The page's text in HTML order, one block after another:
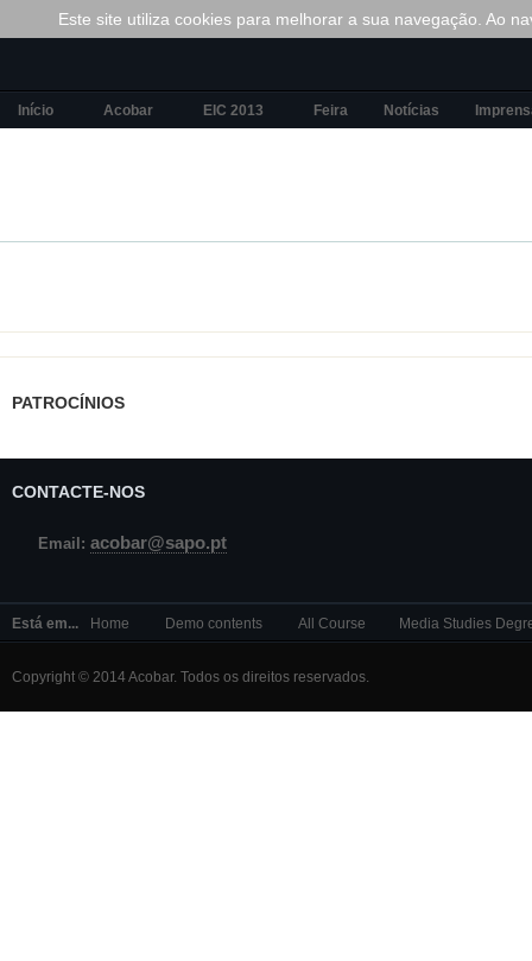
Início Acobar EIC 2013 Feira Notícias
PATROCÍNIOS
CONTACTE-NOS
Email: acobar@sapo.pt
Está em... Home Demo contents All Course Media Studies
Copyright © 2014 Acobar. Todos os direitos reservados.
Este site utiliza cookies para melhorar a sua navegação. Ao